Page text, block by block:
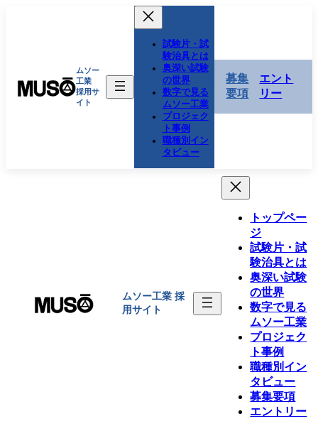
ムソー
工業
採用サ
イト
試験片・試
験治具とは
奥深い試験
の世界
数字で見る
ムソー工業
プロジェク
ト事例
職種別イン
タビュー
募集
要項
エント
リー
ムソー工業 採
用サイト
トップペー
ジ
試験片・試
験治具とは
奥深い試験
の世界
数字で見る
ムソー工業
プロジェク
ト事例
職種別イン
タビュー
募集要項
エントリー